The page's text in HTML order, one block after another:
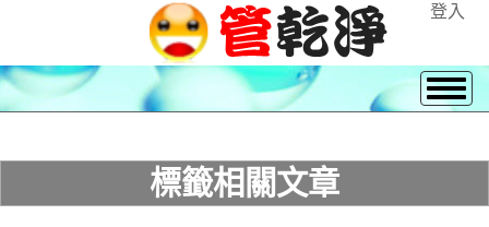
登入
標籤相關文章